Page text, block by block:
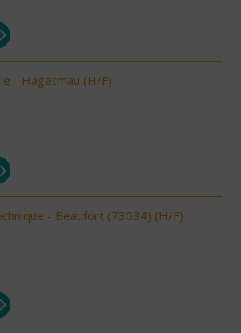
- Hagetmau (H/F)
- Beaufort (73034) (H/F)